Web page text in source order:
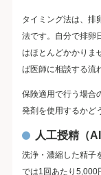
タイミング法は、排
法です。自分で排卵
はほとんどかかりま
ば医師に相談する流
保険適用で行う場合
発剤を使用するかど
人工授精（
洗浄・濃縮した精子
では1回あたり5,000